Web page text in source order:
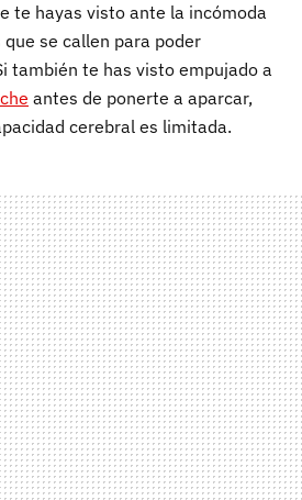
te hayas visto ante la incómoda
se callen para poder
también te has visto empujado a
antes de ponerte a aparcar,
cerebral es limitada.